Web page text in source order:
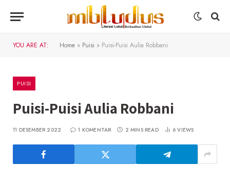
YOU ARE AT: Home » Puisi » Puisi-Puisi Aulia Robbani
PUISI
Puisi-Puisi Aulia Robbani
11 DESEMBER 2022 1 KOMENTAR 2 MINS READ 6VIEWS